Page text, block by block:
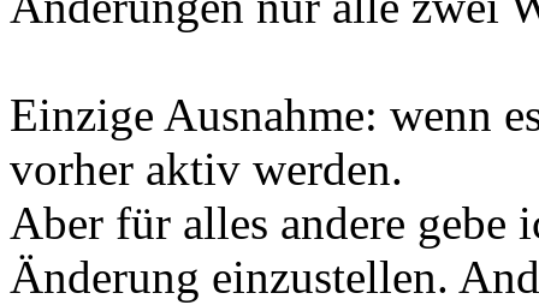
Einzige Ausnahme: wenn
vorher aktiv werden.
Aber für alles andere gebe
Änderung einzustellen.